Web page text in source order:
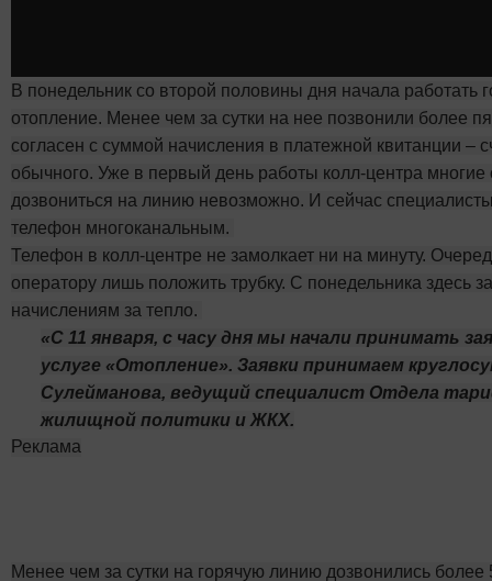
В понедельник со второй половины дня начала работать
отопление. Менее чем за сутки на нее позвонили более
согласен с суммой начисления в платежной квитанции –
обычного. Уже в первый день работы колл-центра многие
дозвониться на линию невозможно. И сейчас
телефон многоканальным.
Телефон в колл-центре не замолкает ни на минуту.
оператору лишь положить трубку. С понедельника здесь
начислениям за тепло.
«С 11 января, с часу дня мы начали принимать
услуге «Отопление». Заявки принимаем
Сулейманова, ведущий специалист Отдела
жилищной политики и ЖКХ.
Реклама
Менее чем за сутки на горячую линию дозвонились